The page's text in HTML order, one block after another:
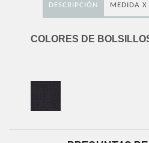
DESCRIPCIÓN MEDIDA X
COLORES DE